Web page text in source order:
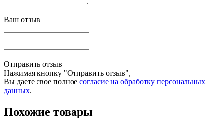
Ваш отзыв
Отправить отзыв
Нажимая кнопку "Отправить отзыв",
Вы даете свое полное согласие на обработку персональных
данных.
Похожие товары